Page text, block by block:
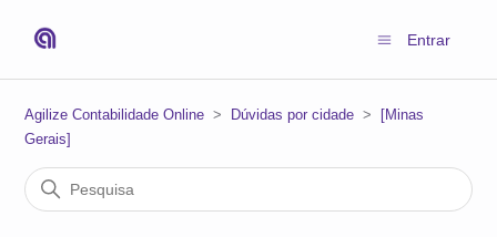
Entrar
Agilize Contabilidade Online Dúvidas por cidade
[Minas
Gerais]